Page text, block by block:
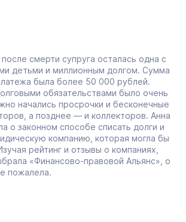
смерти супруга осталась одна с
детьми и миллионным долгом. Сумма
была более 50 000 рублей.
обязательствами было очень
начались просрочки и бесконечные
а позднее — и коллекторов. Анна
о законном способе списать долги и
компанию, которая могла бы
рейтинг и отзывы о компаниях,
«Финансово-правовой Альянс», о
пожалела.